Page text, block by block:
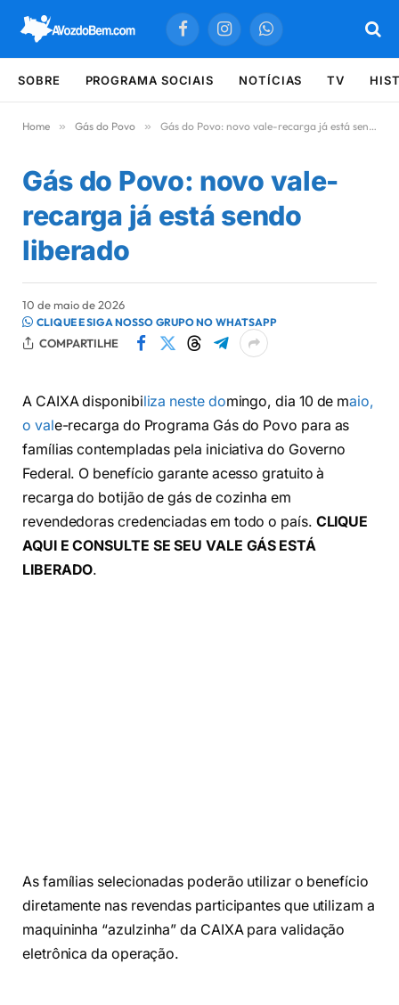
FacebookInstagramWhatsApp
SOBRE PROGRAMA SOCIAIS NOTÍCIAS TV
Home » Gás do Povo » Gás do Povo: novo vale-recarga já está sendo liberado
Gás do Povo: novo vale-
recarga já está sendo
liberado
10 de maio de 2026
CLIQUE E SIGA NOSSO GRUPO NO WHATSAPP
COMPARTILHE
A CAIXA disponibiliza neste domingo, dia 10 de maio,
o vale-recarga do Programa Gás do Povo para as
famílias contempladas pela iniciativa do Governo
Federal. O benefício garante acesso gratuito à
recarga do botijão de gás de cozinha em
revendedoras credenciadas em todo o país. CLIQUE
AQUI E CONSULTE SE SEU VALE GÁS ESTÁ
LIBERADO.
As famílias selecionadas poderão utilizar o benefício
diretamente nas revendas participantes que utilizam a
maquininha “azulzinha” da CAIXA para validação
eletrônica da operação.